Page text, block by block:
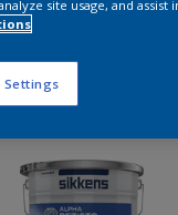
résultats pour vous
site usage, and
Settings